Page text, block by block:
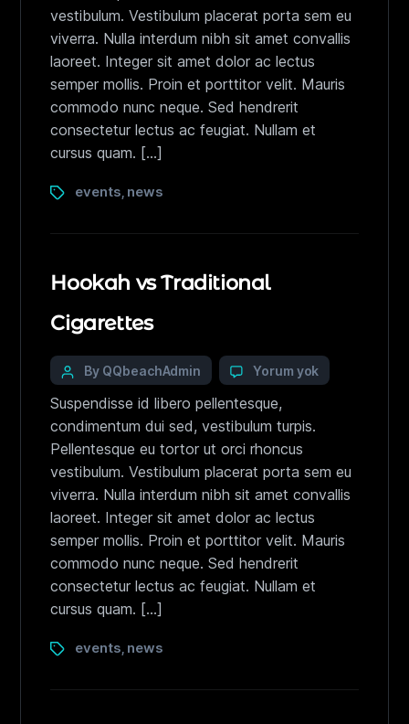
vestibulum. Vestibulum placerat porta sem eu
viverra. Nulla interdum nibh sit amet convallis
laoreet. Integer sit amet dolor ac lectus
semper mollis. Proin et porttitor velit. Mauris
commodo nunc neque. Sed hendrerit
consectetur lectus ac feugiat. Nullam et
cursus quam. […]
events news
Hookah vs Traditional
Cigarettes
By QQbeachAdmin Yorum yok
Suspendisse id libero pellentesque,
condimentum dui sed, vestibulum turpis.
Pellentesque eu tortor ut orci rhoncus
vestibulum. Vestibulum placerat porta sem eu
viverra. Nulla interdum nibh sit amet convallis
laoreet. Integer sit amet dolor ac lectus
semper mollis. Proin et porttitor velit. Mauris
commodo nunc neque. Sed hendrerit
consectetur lectus ac feugiat. Nullam et
cursus quam. […]
events news